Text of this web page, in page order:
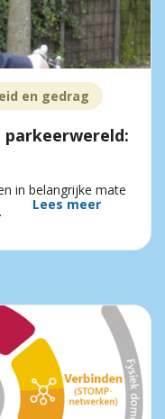
en gedrag
in belangrijke mate
Lees meer